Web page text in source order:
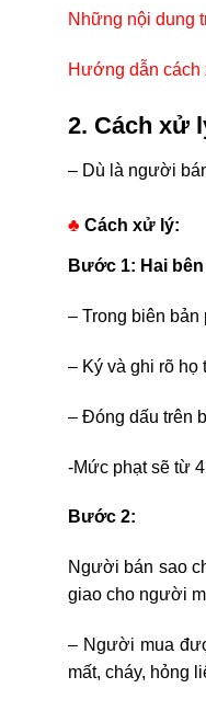
Những nội dung
Hướng dẫn cách
2. Cách xử
– Dù là người
♣ Cách xử lý:
Bước 1: Hai bên
– Trong biên
– Ký và ghi rõ
– Đóng dấu trên
-Mức phạt sẽ từ
Bước 2:
Người bán sao
giao cho người
– Người mua
mất, cháy, hỏng